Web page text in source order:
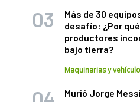
Más de 30
desafío: ¿Por
productores
bajo tierra?
Maquinarias y
Murió Jorge